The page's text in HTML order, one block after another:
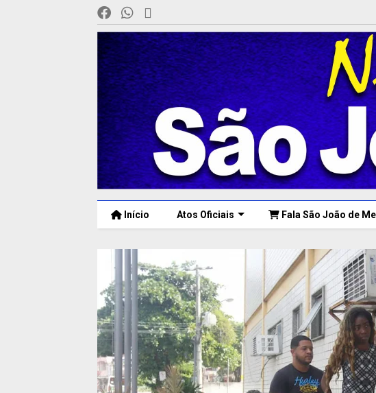
Início Atos Oficiais Fala São João de